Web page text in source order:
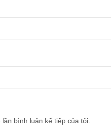
bình luận kế tiếp của tôi.